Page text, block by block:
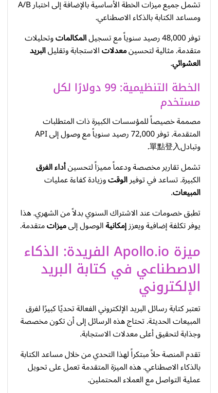
تشمل جميع ميزات الخطة الأساسية بالإضافة إلى اختبار A/B
ومساعد الكتابة بالذكاء الاصطناعي.
توفر 48,000 رصيد سنوياً مع تسجيل
المكالماتوتحليلات
متقدمة. مثالية لتحسينمعدلاتالاستجابة وتقليلالبريد
العشوائي.
الخطة التنظيمية: 99 دولارًا لكل
مستخدم
مصممة خصيصاً للمؤسسات الكبيرة ذات المتطلبات
المتقدمة. توفر 72,000 رصيد سنوياً مع وصول إلى API
وتبادل單點登入.
تشمل تقارير مخصصة ودعماً مميزاً لتحسينأداءالفرق
الكبيرة. تساعد في توفيرالوقتوزيادة كفاءة عمليات
المبيعات.
تطبق خصومات عند الاشتراك السنوي بدلاً من الشهري. هذا
يوفر تكلفة إضافية ويعززإمكانيةالوصول إلىميزاتمتقدمة.
ميزة Apollo.io الفريدة: الذكاء
الاصطناعي في كتابة البريد
الإلكتروني
تعتبر كتابة رسائل البريد الإلكتروني الفعالة تحديًا كبيرًا لفرق
المبيعات الحديثة. تحتاج هذه الرسائل إلى أن تكون مخصصة
وجذابة لتحقيق أعلى معدلات الاستجابة.
تقدم المنصة حلاً مبتكراً لهذا التحدي من خلال مساعد الكتابة
بالذكاء الاصطناعي. هذه الميزة المتقدمة تعمل على تحويل
عملية التواصل مع العملاء المحتملين.